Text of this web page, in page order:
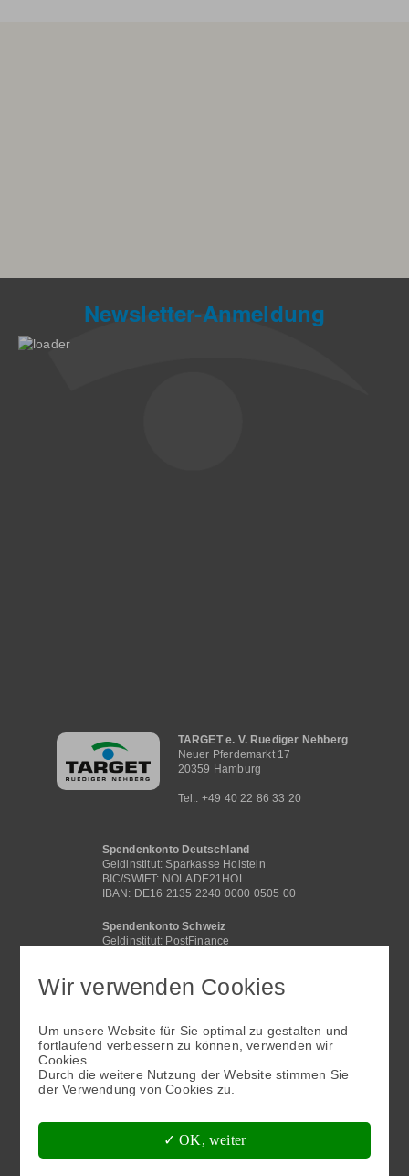
Newsletter-Anmeldung
Hauptnavigation
TARGET e. V. Ruediger Nehberg
Neuer Pferdemarkt 17
20359 Hamburg
Tel.: +49 40 22 86 33 20
Spendenkonto Deutschland
Geldinstitut: Sparkasse Holstein
BIC/SWIFT: NOLADE21HOL
IBAN: DE16 2135 2240 0000 0505 00
Spendenkonto Schweiz
Geldinstitut: PostFinance
BIC/SWIFT: NOLADE21HOL
IBAN: DE16 2135 2240 0000 0505 00
Fußbereichsmenü
Wir verwenden Cookies
Um unsere Website für Sie optimal zu gestalten und
fortlaufend verbessern zu können, verwenden wir
Cookies.
Durch die weitere Nutzung der Website stimmen Sie
der Verwendung von Cookies zu.
✓ OK, weiter